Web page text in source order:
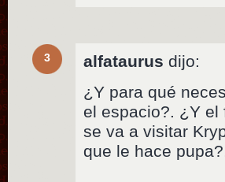
3 alfataurus dijo:
¿Y para qué
el espacio?. ¿Y
se va a visitar
que le hace